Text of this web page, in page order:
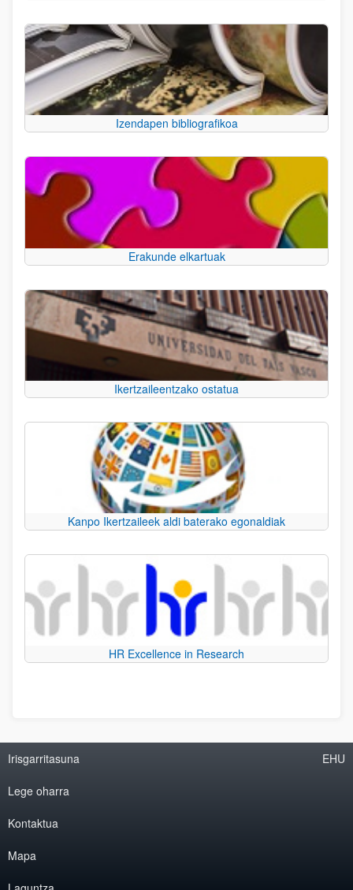
Izendapen bibliografikoa
Erakunde elkartuak
Ikertzaileentzako ostatua
Kanpo Ikertzaileek aldi baterako egonaldiak
HR Excellence in Research
Irisgarritasuna
Lege oharra
Kontaktua
Mapa
EHU